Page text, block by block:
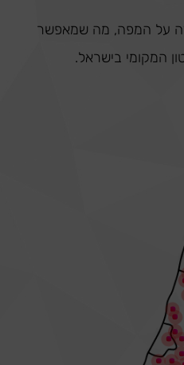
על המפה, מה שמאפשר
המקומי בישראל.